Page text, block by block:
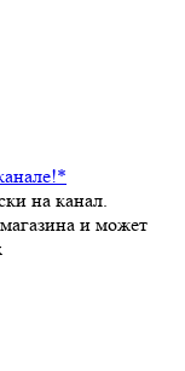
*
на канал.
и может